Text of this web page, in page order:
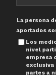
La persona
aportados
Los
nivel
empresa
exclusiva
partes a